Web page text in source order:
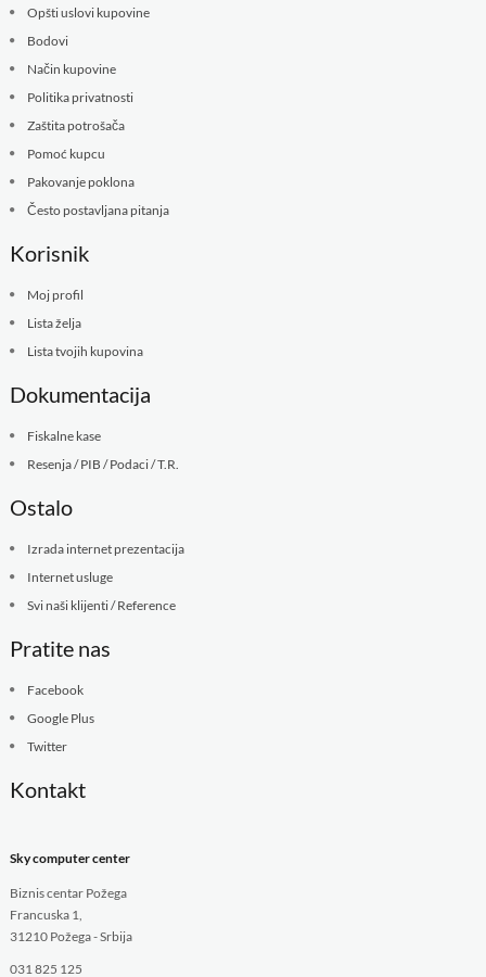
Opšti uslovi kupovine
Bodovi
Način kupovine
Politika privatnosti
Zaštita potrošača
Pomoć kupcu
Pakovanje poklona
Često postavljana pitanja
Korisnik
Moj profil
Lista želja
Lista tvojih kupovina
Dokumentacija
Fiskalne kase
Resenja / PIB / Podaci / T.R.
Ostalo
Izrada internet prezentacija
Internet usluge
Svi naši klijenti / Reference
Pratite nas
Facebook
Google Plus
Twitter
Kontakt
Sky computer center
Biznis centar Požega
Francuska 1,
31210 Požega - Srbija
031 825 125